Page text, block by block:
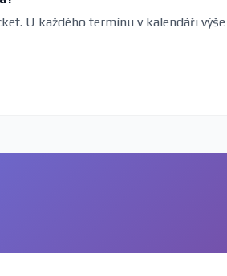
U každého termínu v kalendáři